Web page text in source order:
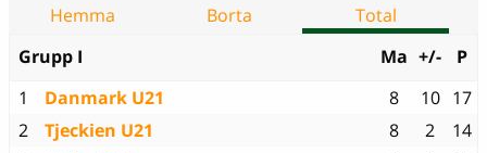
Hemma
Borta
Total
Grupp I
Ma +/-
P
1
Danmark U21 8 10 17
2
Tjeckien U21 8 2
14